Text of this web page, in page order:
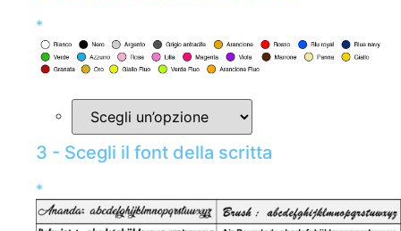
*
3 - Scegli il font della scritta
*